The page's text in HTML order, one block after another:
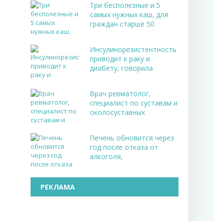
Три бесполезные и 5
самых нужных каш, для
граждан старше 50
Инсулинорезистентность
приводит к раку и
диабету, говорила
Врач ревматолог,
специалист по суставам и
околосуставных
Печень обновится через
год после отказа от
алкоголя,
РЕКЛАМА